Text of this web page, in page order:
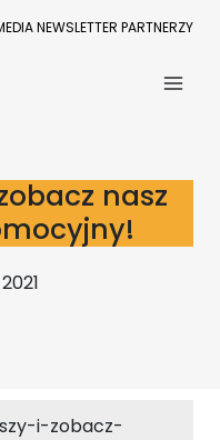
NEWSLETTER PARTNERZY
nasz
i-zobacz-